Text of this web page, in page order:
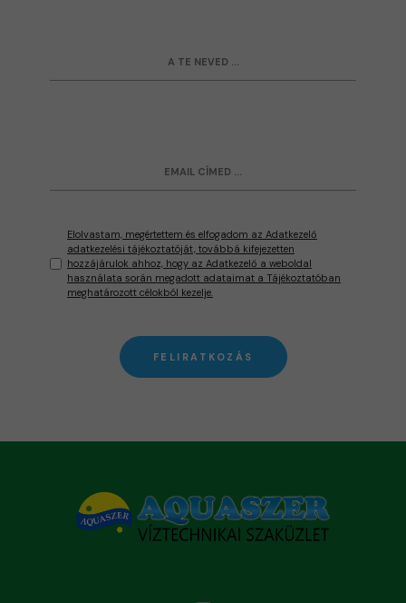
Elolvastam, megértettem és elfogadom az Adatkezelő
adatkezelési tájékoztatóját, továbbá kifejezetten
hozzájárulok ahhoz, hogy az Adatkezelő a weboldal
használata során megadott adataimat a Tájékoztatóban
meghatározott célokból kezelje.
FELIRATKOZÁS